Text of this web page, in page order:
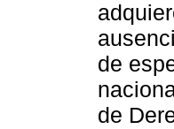
de
de